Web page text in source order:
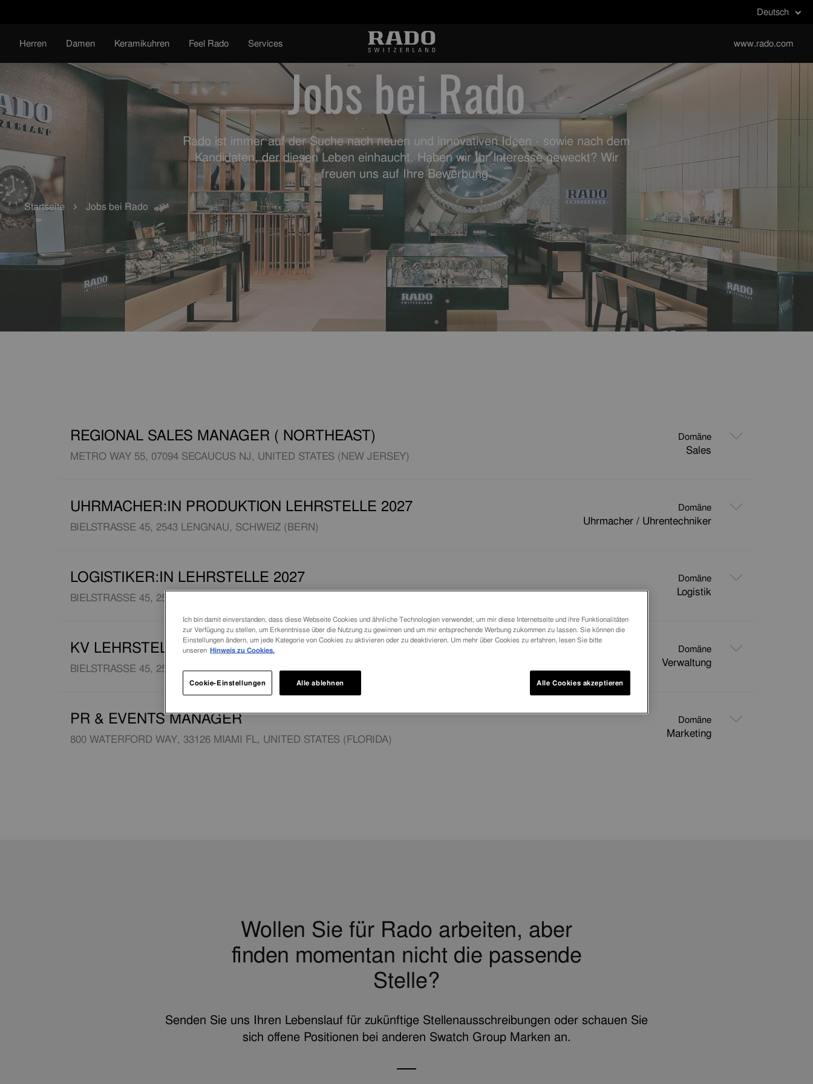
Deutsch
Herren Damen Keramikuhren Feel Rado Services www.rado.com
Jobs bei Rado
Rado ist immer auf der Suche nach neuen und innovativen Ideen - sowie nach dem
Kandidaten, der diesen Leben einhaucht. Haben wir Ihr Interesse geweckt? Wir
freuen uns auf Ihre Bewerbung.
Startseite Jobs bei Rado
REGIONAL SALES MANAGER ( NORTHEAST)
METRO WAY 55, 07094 SECAUCUS NJ, UNITED STATES (NEW JERSEY)
Domäne
Sales
UHRMACHER:IN PRODUKTION LEHRSTELLE 2027
BIELSTRASSE 45, 2543 LENGNAU, SCHWEIZ (BERN)
Domäne
Uhrmacher / Uhrentechniker
LOGISTIKER:IN LEHRSTELLE 2027
BIELSTRASSE 45, 2543 LENGNAU, SCHWEIZ (BERN)
Domäne
Logistik
KV LEHRSTELLE 2027
BIELSTRASSE 45, 2543 LENGNAU, SCHWEIZ (BERN)
Domäne
Verwaltung
PR & EVENTS MANAGER
800 WATERFORD WAY, 33126 MIAMI FL, UNITED STATES (FLORIDA)
Domäne
Marketing
Wollen Sie für Rado arbeiten, aber
finden momentan nicht die passende
Stelle?
Senden Sie uns Ihren Lebenslauf für zukünftige Stellenausschreibungen oder schauen Sie
sich offene Positionen bei anderen Swatch Group Marken an.
Ich bin damit einverstanden, dass diese Webseite Cookies und ähnliche Technologien verwendet, um mir diese Internetseite und ihre Funktionalitäten
zur Verfügung zu stellen, um Erkenntnisse über die Nutzung zu gewinnen und um mir entsprechende Werbung zukommen zu lassen. Sie können die
Einstellungen ändern, um jede Kategorie von Cookies zu aktivieren oder zu deaktivieren. Um mehr über Cookies zu erfahren, lesen Sie bitte
unseren Hinweis zu Cookies.
Alle ablehnen Alle Cookies akzeptieren
Cookie-Einstellungen